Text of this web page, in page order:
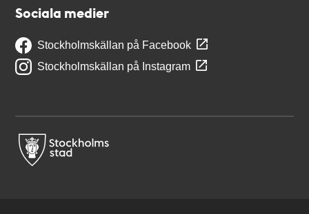
Sociala medier
Stockholmskällan på Facebook
Stockholmskällan på Instagram